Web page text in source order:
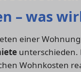
– was
einer
unterschieden.
Wohnkosten